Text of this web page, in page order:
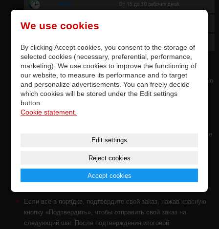
Азия Oт 15 до 30 рабочих дней.
Африка
Следующий шаг: укажите свой адрес доставки и контакты -
телефон, адрес электронной почты. О безопасности безопасно
войдите в электронные магазины через «Open ID»,
перечисленные ниже (НЕ требуется). Если вы совершаете
покупки впервые, мы автоматически создадим для вас
можете войти в свою учетную запись. В нем вы также найдете
Отметив поле, вы соглашаетесь с нашимиУсловиями
Если все в порядке, подтвердите свой заказ, нажав красную
кнопку «Подтвердить», чтобы отправить свой заказ на
следующий шаг. После подтверждения итоговой
We use cookies
By clicking Accept cookies, you consent to the storage of
selected cookies (necessary, preferential, performance,
marketing). We use cookies to improve the functioning of
our website, to measure its performance and to target
and personalize advertisements. You can freely decide
which cookies will be stored under the Edit settings
button.
Cookie statement.
Edit settings
Reject cookies
Accept cookies